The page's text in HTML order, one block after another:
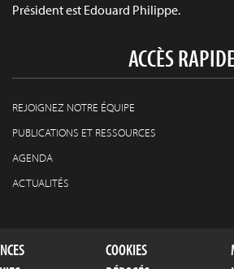
Président est Edouard Philippe.
ACCÈS RAPIDE
REJOIGNEZ NOTRE ÉQUIPE
PUBLICATIONS ET RESSOURCES
AGENDA
ACTUALITÉS
COOKIES